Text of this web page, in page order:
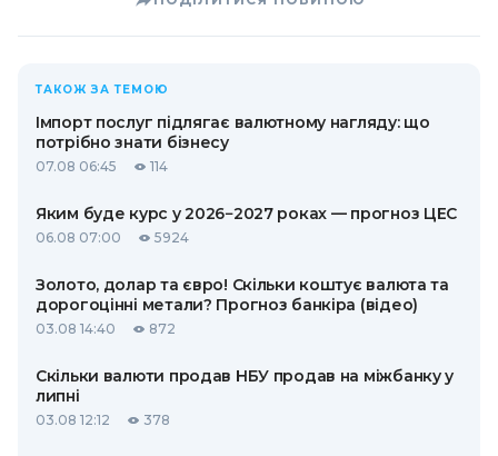
ТАКОЖ ЗА ТЕМОЮ
Імпорт послуг підлягає валютному нагляду: що
потрібно знати бізнесу
07.08 06:45 114
Яким буде курс у 2026−2027 роках — прогноз ЦЕС
06.08 07:00 5924
Золото, долар та євро! Скільки коштує валюта та
дорогоцінні метали? Прогноз банкіра (відео)
03.08 14:40 872
Скільки валюти продав НБУ продав на міжбанку у
липні
03.08 12:12 378